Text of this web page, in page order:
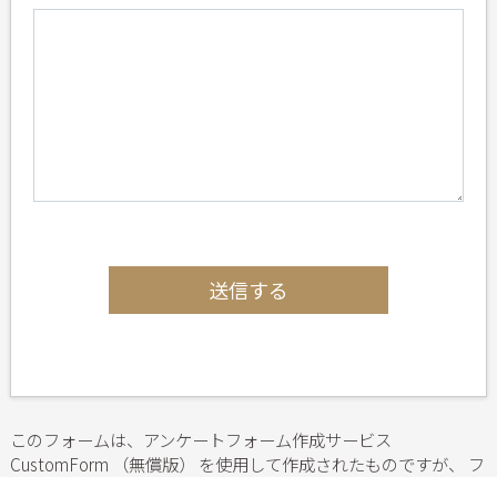
送信する
このフォームは、アンケートフォーム作成サービス
CustomForm （無償版） を使用して作成されたものですが、 フ